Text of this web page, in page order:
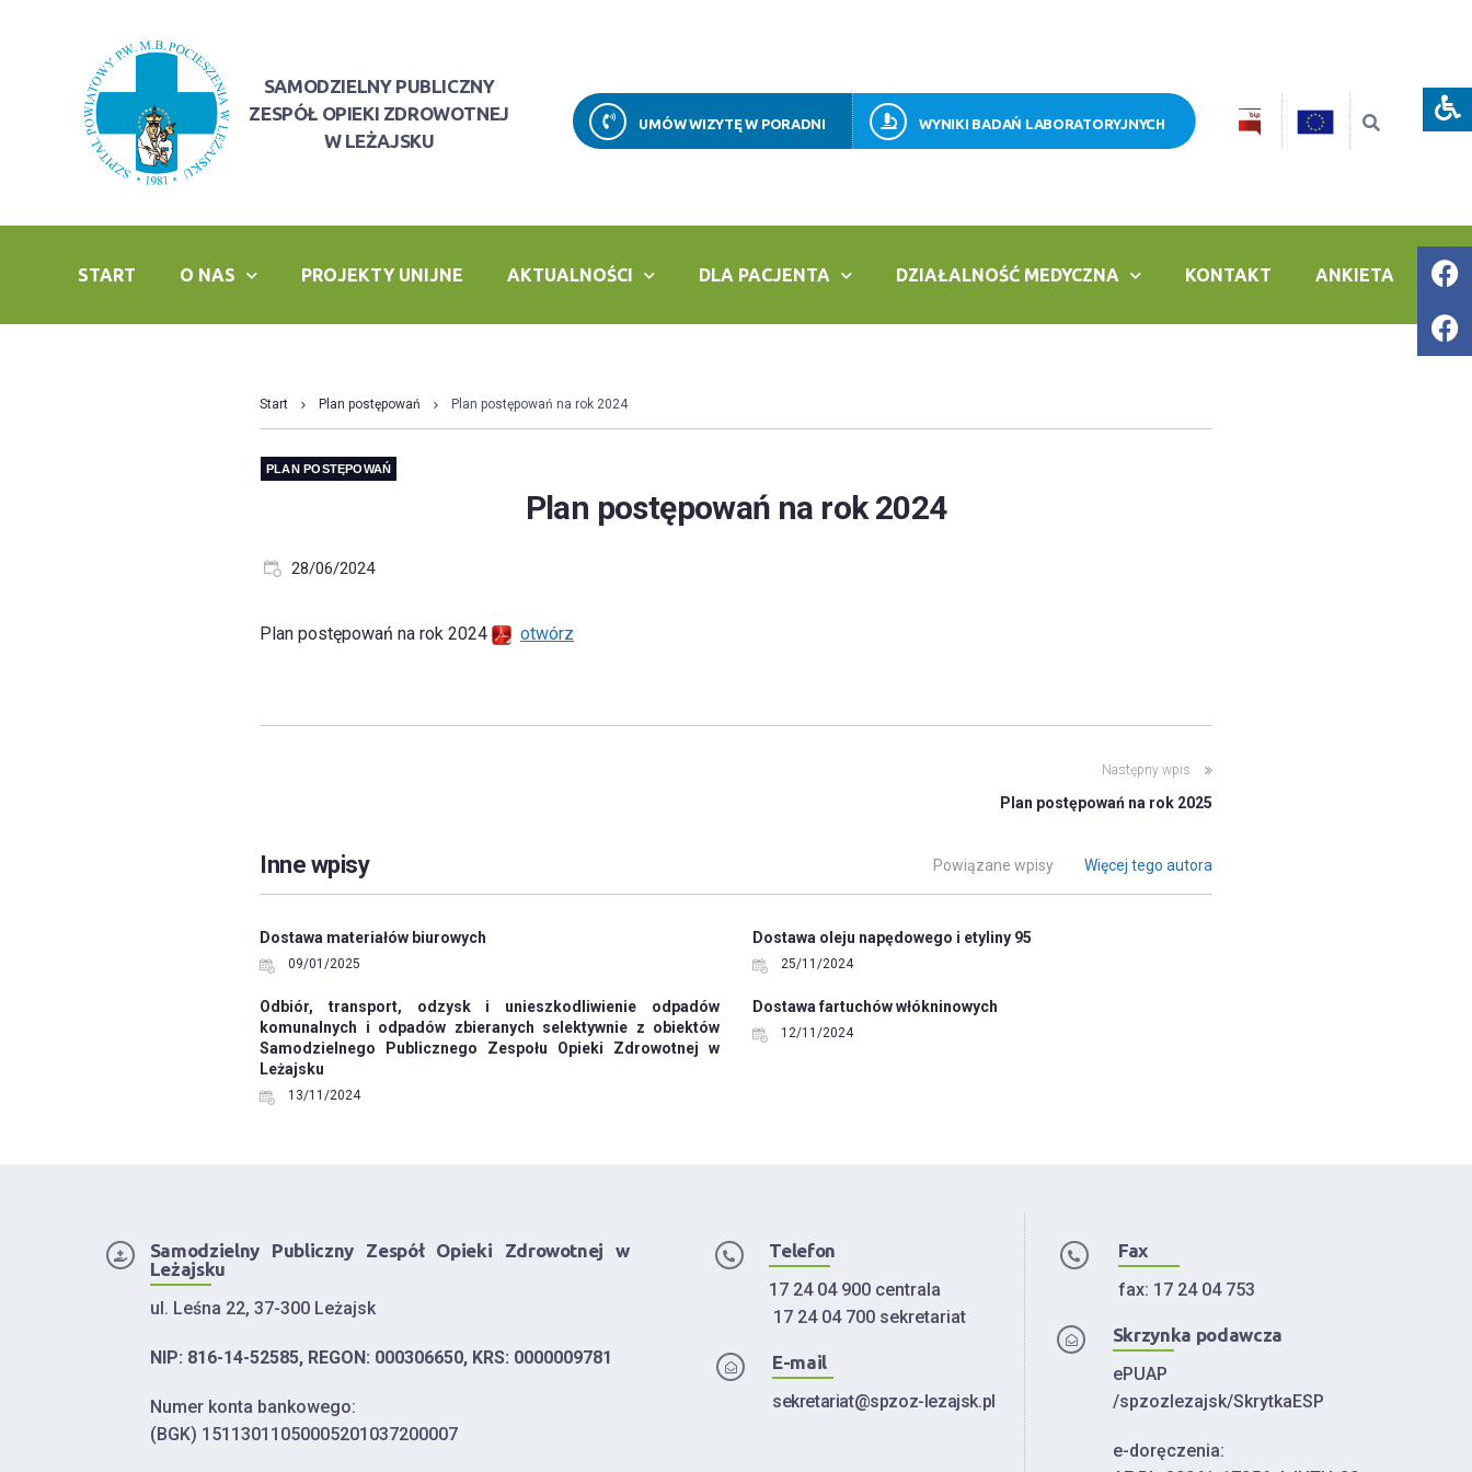
SAMODZIELNY PUBLICZNY
ZESPÓŁ OPIEKI ZDROWOTNEJ
W LEŻAJSKU
UMÓW WIZYTĘ W PORADNI WYNIKI BADAŃ LABORATORYJNYCH
START O NAS PROJEKTY UNIJNE AKTUALNOŚCI DLA PACJENTA DZIAŁALNOŚĆ MEDYCZNA KONTAKT ANKIETA
Start Plan postępowań Plan postępowań na rok 2024
PLAN POSTĘPOWAŃ
Plan postępowań na rok 2024
28/06/2024
Plan postępowań na rok 2024 otwórz
Następny wpis
Plan postępowań na rok 2025
Inne wpisy Powiązane wpisy Więcej tego autora
Dostawa materiałów biurowych
09/01/2025
Dostawa oleju napędowego i etyliny 95
25/11/2024
Odbiór, transport, odzysk i unieszkodliwienie odpadów
komunalnych i odpadów zbieranych selektywnie z obiektów
Samodzielnego Publicznego Zespołu Opieki Zdrowotnej w
Leżajsku
13/11/2024
Dostawa fartuchów włókninowych
12/11/2024
Samodzielny Publiczny Zespół Opieki Zdrowotnej w
Leżajsku
ul. Leśna 22, 37-300 Leżajsk
NIP: 816-14-52585, REGON: 000306650, KRS: 0000009781
Numer konta bankowego:
(BGK) 15113011050005201037200007
Telefon
17 24 04 900 centrala
17 24 04 700 sekretariat
E-mail
sekretariat@spzoz-lezajsk.pl
Fax
fax: 17 24 04 753
Skrzynka podawcza
ePUAP
/spzozlezajsk/SkrytkaESP
e-doręczenia: